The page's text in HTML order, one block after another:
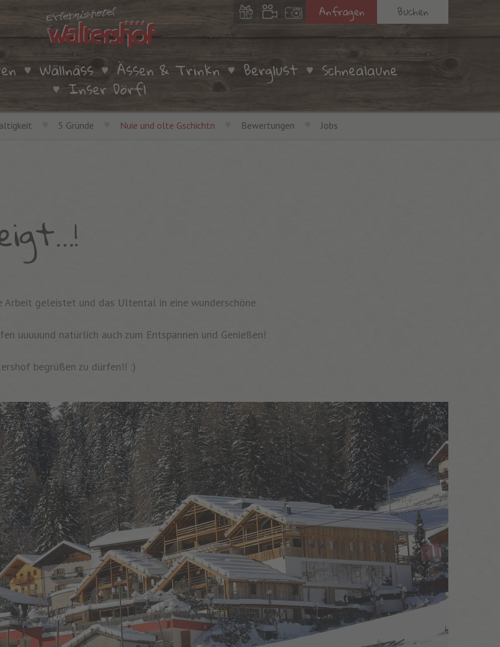
Anfragen Buchen
Wällnäss Ässen & Trinkn Berglust Schnealaune
Inser Dörfl
5 Gründe Nuie und olte Gschichtn Bewertungen Jobs
Arbeit geleistet und das Ultental in eine wunderschöne
uuuuund natürlich auch zum Entspannen und Genießen!
begrüßen zu dürfen!! :)